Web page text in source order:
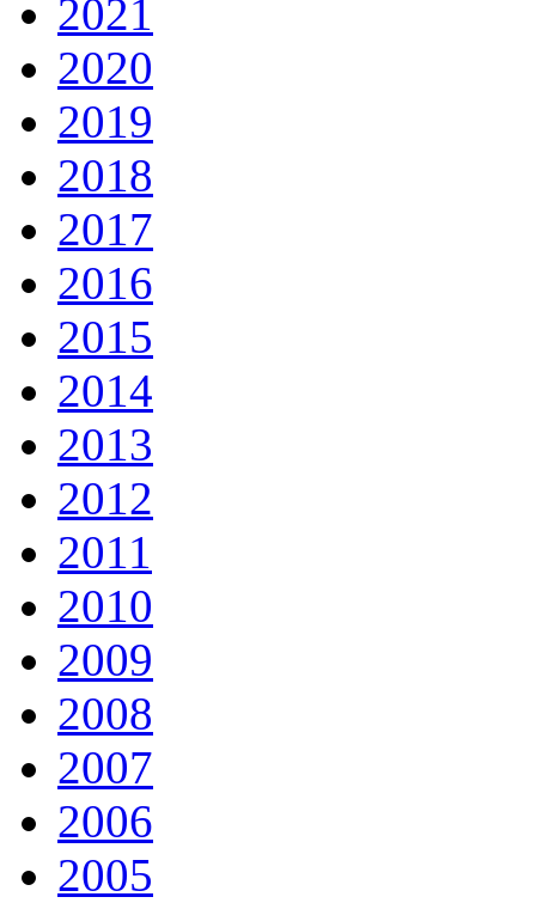
2021
2020
2019
2018
2017
2016
2015
2014
2013
2012
2011
2010
2009
2008
2007
2006
2005